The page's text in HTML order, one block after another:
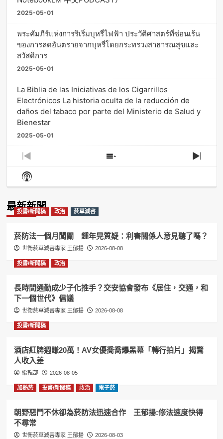
2025-05-01
พระคัมภีร์แห่งการริเริ่มบุหรี่ไฟฟ้า ประวัติศาสตร์ที่ซ่อนเร้น
ของการลดอันตรายจากบุหรี่โดยกระทรวงสาธารณสุขและ
สวัสดิการ
2025-05-01
La Biblia de las Iniciativas de los Cigarrillos
Electrónicos La historia oculta de la reducción de
daños del tabaco por parte del Ministerio de Salud y
Bienestar
2025-05-01
Previous
Episode
Show
Episodes
Next
Show
Podcast
最新新聞
投書/新聞稿 政治 菸草減害
菸防法一個月闖關 鍾年晃質疑：利害關係人意見聽了嗎？
世衛菸草減害專家 王郁揚 2026-08-08
投書/新聞稿 政治
長時間通勤成少子化推手？交安協會發布《居住，交通，和
下一個世代》倡議
世衛菸草減害專家 王郁揚 2026-08-08
投書/新聞稿
酒店紅牌週賺20萬！AV女優喬喬爆黑幕「轉行拍片」揭驚
人收入差
編輯部 2026-08-05
加熱菸 投書/新聞稿 政治 電子菸
朝野惡鬥不休卻為菸防法迅速合作 王郁揚:修法速度快得
不尋常
世衛菸草減害專家 王郁揚 2026-08-03